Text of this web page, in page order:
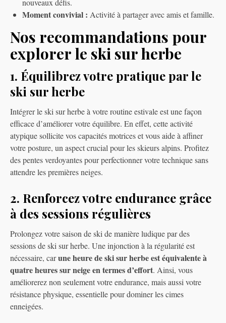
Moment convivial : Activité à partager avec amis et famille.
Nos recommandations pour
explorer le ski sur herbe
1. Équilibrez votre pratique par le
ski sur herbe
Intégrer le ski sur herbe à votre routine estivale est une façon
efficace d’améliorer votre équilibre. En effet, cette activité
atypique sollicite vos capacités motrices et vous aide à affiner
votre posture, un aspect crucial pour les skieurs alpins. Profitez
des pentes verdoyantes pour perfectionner votre technique sans
attendre les premières neiges.
2. Renforcez votre endurance grâce
à des sessions régulières
Prolongez votre saison de ski de manière ludique par des
sessions de ski sur herbe. Une injonction à la régularité est
nécessaire, carune heure de ski sur herbe est équivalente à
quatre heures sur neige en termes d’effort. Ainsi, vous
améliorerez non seulement votre endurance, mais aussi votre
résistance physique, essentielle pour dominer les cimes
enneigées.